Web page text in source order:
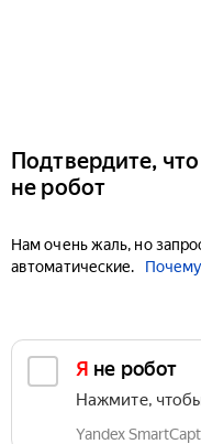
Подтвердите,
не робот
Нам очень жаль, но
автоматические.
Я не робот
Нажмите,
Yandex